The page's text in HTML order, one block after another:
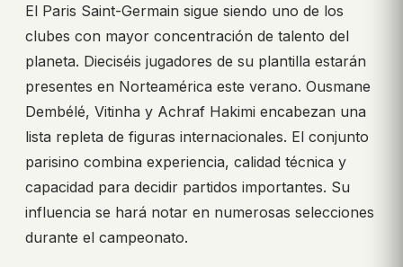
El Paris Saint-Germain sigue siendo uno de los
clubes con mayor concentración de talento del
planeta. Dieciséis jugadores de su plantilla estarán
presentes en Norteamérica este verano. Ousmane
Dembélé, Vitinha y Achraf Hakimi encabezan una
lista repleta de figuras internacionales. El conjunto
parisino combina experiencia, calidad técnica y
capacidad para decidir partidos importantes. Su
influencia se hará notar en numerosas selecciones
durante el campeonato.